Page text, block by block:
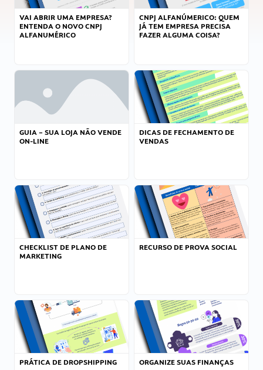
VAI ABRIR UMA EMPRESA?
ENTENDA O NOVO CNPJ
ALFANUMÉRICO
CNPJ ALFANÚMERICO: QUEM
JÁ TEM EMPRESA PRECISA
FAZER ALGUMA COISA?
GUIA – SUA LOJA NÃO VENDE
ON-LINE
DICAS DE FECHAMENTO DE
VENDAS
CHECKLIST DE PLANO DE
MARKETING
RECURSO DE PROVA SOCIAL
PRÁTICA DE DROPSHIPPING ORGANIZE SUAS FINANÇAS